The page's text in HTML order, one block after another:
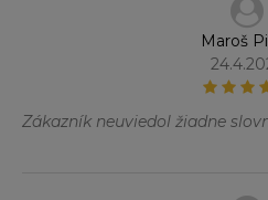
Maroš
Zákazník neuviedol žiadne